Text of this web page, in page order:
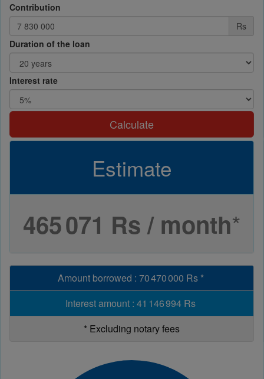
Contribution
Rs
Duration of the loan
Interest rate
Calculate
Estimate
465 071 Rs / month*
Amount borrowed : 70 470 000 Rs*
Interest amount : 41 146 994 Rs
* Excluding notary fees